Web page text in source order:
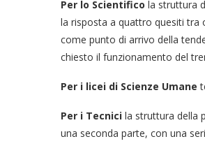
Per lo Scientifico la struttura
la risposta a quattro quesiti tra
come punto di arrivo della
chiesto il funzionamento del
Per i licei di Scienze Umane
Per i Tecnici la struttura della
una seconda parte, con una